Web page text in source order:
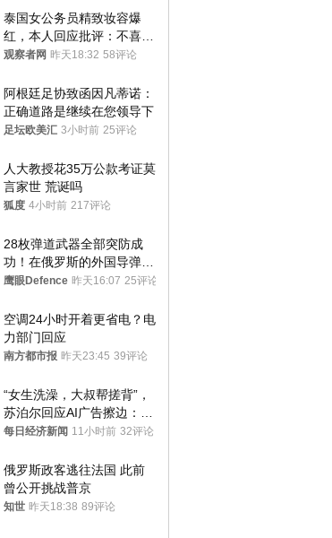
泰国女公务员精致妆容爆
红，本人回应批评：不喜欢
就别看
观察者网 昨天18:32 58评论
阿根廷足协致函因凡蒂诺：
正确道路是继续在您领导下
足坛欧美汇 3小时前 25评论
人大教授花35万公款考证莫
言家世 荒诞吗
狐度 4小时前 217评论
28枚弹道武器全部突防成
功！在俄罗斯的外国导弹发
射车都是合法打击目标
鹰眼Defence 昨天16:07 25评论
空调24小时开着更省电？电
力部门回应
南方都市报 昨天23:45 39评论
“女生洗澡，大叔帮搓背”，
苏泊尔回应AI广告擦边：视
频全下架，已强化内容管理
每日经济新闻 11小时前 32评论
俄罗斯政客逃往法国 此前
曾公开挑战普京
知世 昨天18:38 89评论